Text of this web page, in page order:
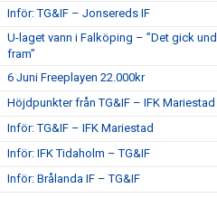
Inför: TG&IF – Jonsereds IF
U-laget vann i Falköping – ”Det gick
fram”
6 Juni Freeplayen 22.000kr
Höjdpunkter från TG&IF – IFK Mariestad
Inför: TG&IF – IFK Mariestad
Inför: IFK Tidaholm – TG&IF
Inför: Brålanda IF – TG&IF